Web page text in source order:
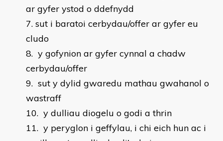
ar gyfer ystod o ddefnydd
sut i baratoi cerbydau/offer ar gyfer eu
cludo
y gofynion ar gyfer cynnal a chadw
cerbydau/offer
sut y dylid gwaredu mathau gwahanol o
wastraff
y dulliau diogelu o godi a thrin
y peryglon i geffylau, i chi eich hun ac i